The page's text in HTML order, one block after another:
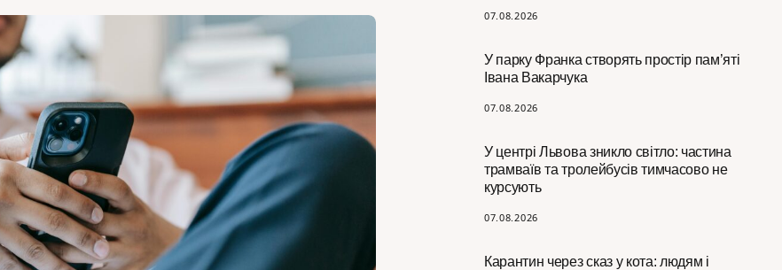
07.08.2026
У парку Франка створять простір пам’яті
Івана Вакарчука
07.08.2026
У центрі Львова зникло світло: частина
трамваїв та тролейбусів тимчасово не
курсують
07.08.2026
Карантин через сказ у кота: людям і